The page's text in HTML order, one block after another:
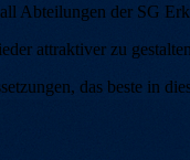
Abteilungen der SG
attraktiver zu
das beste in